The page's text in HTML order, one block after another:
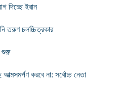
দিচ্ছে ইরান
তরুণ চলচ্চিত্রকার
শুরু
আত্মসমর্পণ করবে না: সর্বোচ্চ নেতা